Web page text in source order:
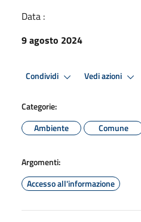
Data :
9 agosto 2024
Condividi Vedi azioni
Categorie:
Ambiente
Comune
Argomenti:
Accesso all'informazione